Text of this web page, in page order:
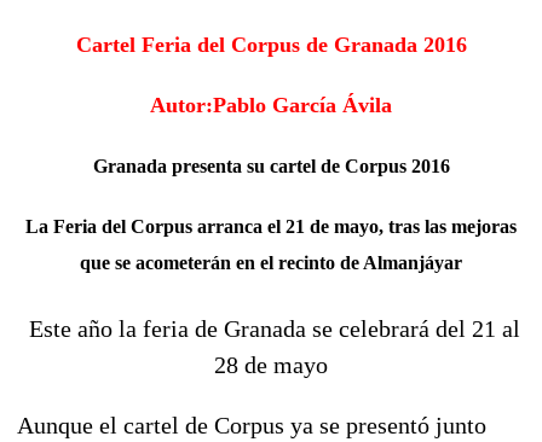
Cartel Feria del Corpus de Granada 2016
Autor:Pablo García Ávila
Granada presenta su cartel de Corpus 2016
La Feria del Corpus arranca el 21 de mayo, tras las mejoras
que se acometerán en el recinto de Almanjáyar
Este año la feria de Granada se celebrará del 21 al
28 de mayo
Aunque el cartel de Corpus ya se presentó junto